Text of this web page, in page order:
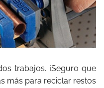
trabajos. ¡Seguro que
más para reciclar restos